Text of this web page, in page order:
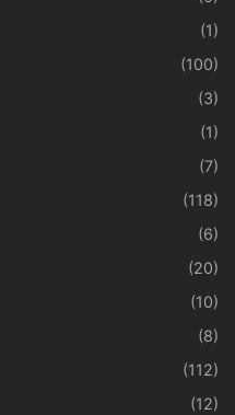
(1)
(100)
(3)
(1)
(7)
(118)
(6)
(20)
(10)
(8)
(112)
(12)